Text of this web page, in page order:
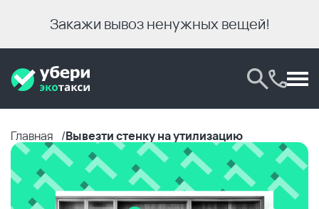
Закажи вывоз ненужных вещей!
Главная Вывезти стенку на утилизацию